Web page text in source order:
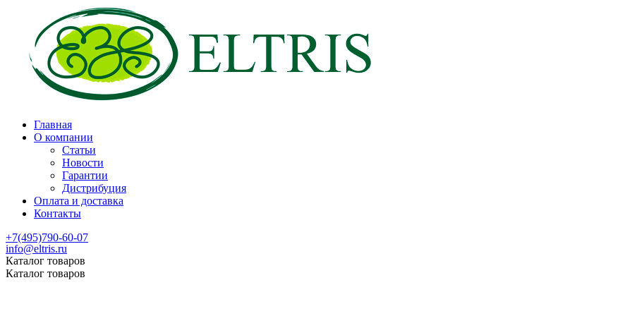
Главная
О компании
Статьи
Новости
Гарантии
Дистрибуция
Оплата и доставка
Контакты
+7(495)790-60-07
info@eltris.ru
Каталог товаров
Каталог товаров